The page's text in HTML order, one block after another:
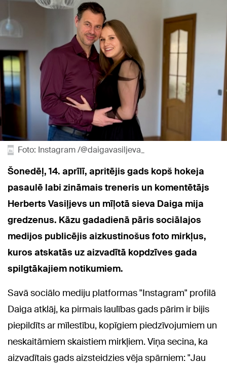
Foto: Instagram /@daigavasiljeva_
Šonedēļ, 14. aprīlī, apritējis gads kopš hokeja
pasaulē labi zināmais treneris un komentētājs
Herberts Vasiļjevs un mīļotā sieva Daiga mija
gredzenus. Kāzu gadadienā pāris sociālajos
medijos publicējis aizkustinošus foto mirkļus,
kuros atskatās uz aizvadītā kopdzīves gada
spilgtākajiem notikumiem.
Savā sociālo mediju platformas "Instagram" profilā
Daiga atklāj, ka pirmais laulības gads pārim ir bijis
piepildīts ar mīlestību, kopīgiem piedzīvojumiem un
neskaitāmiem skaistiem mirkļiem. Viņa secina, ka
aizvadītais gads aizsteidzies vēja spārniem: "Jau